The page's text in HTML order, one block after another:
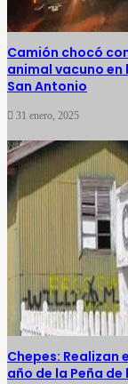
Camión chocó
animal vacuno en
San Antonio
31 enero, 2025
Chepes: Realizan
año de la Peña de